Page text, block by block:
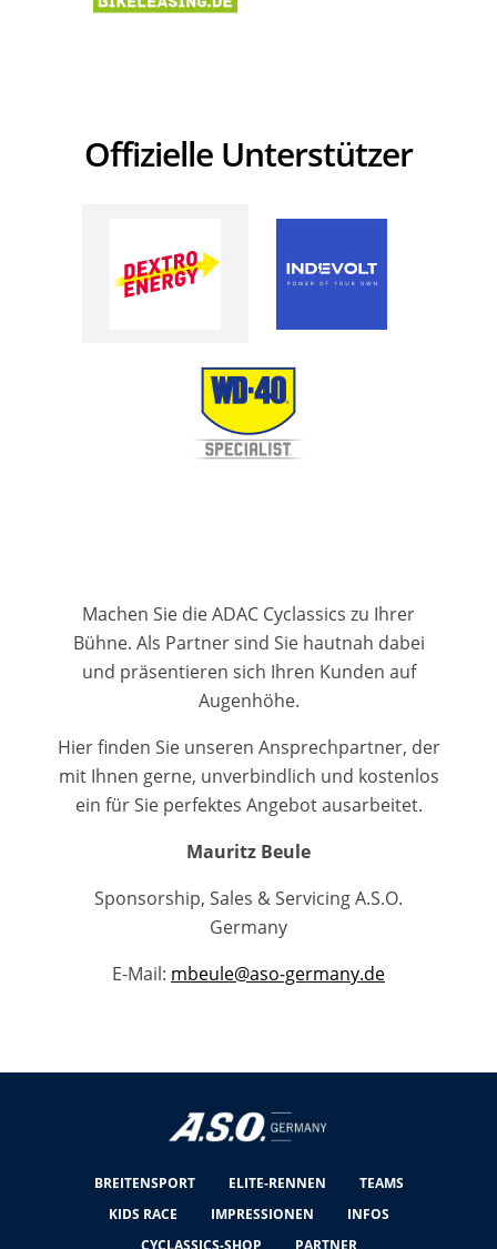
Offizielle Unterstützer
Machen Sie die ADAC Cyclassics zu Ihrer
Bühne. Als Partner sind Sie hautnah dabei
und präsentieren sich Ihren Kunden auf
Augenhöhe.
Hier finden Sie unseren Ansprechpartner, der
mit Ihnen gerne, unverbindlich und kostenlos
ein für Sie perfektes Angebot ausarbeitet.
Mauritz Beule
Sponsorship, Sales & Servicing A.S.O.
Germany
E-Mail: mbeule@aso-germany.de
BREITENSPORT ELITE-RENNEN
TEAMS
KIDS RACE
IMPRESSIONEN
INFOS
CYCLASSICS-SHOP
PARTNER